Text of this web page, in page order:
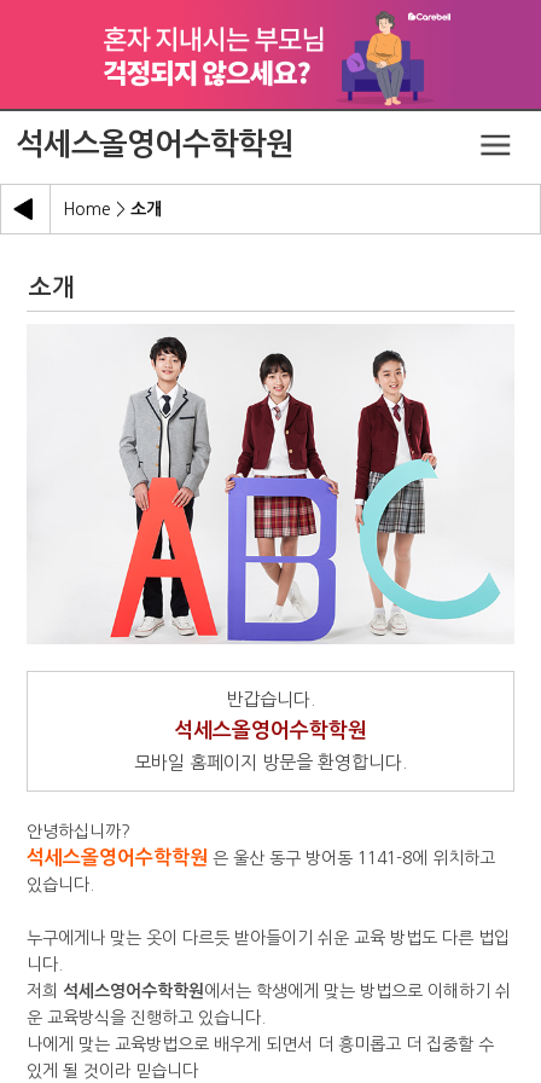
석세스올영어수학학원
Home > 소개
소개
반갑습니다.
석세스올영어수학학원
모바일 홈페이지 방문을 환영합니다.
안녕하십니까?
석세스올영어수학학원 은 울산 동구 방어동 1141-8에 위치하고
있습니다.
누구에게나 맞는 옷이 다르듯 받아들이기 쉬운 교육 방법도 다른 법입
니다.
저희 석세스영어수학학원 에서는 학생에게 맞는 방법으로 이해하기 쉬
운 교육방식을 진행하고 있습니다.
나에게 맞는 교육방법으로 배우게 되면서 더 흥미롭고 더 집중할 수
있게 될 것이라 믿습니다